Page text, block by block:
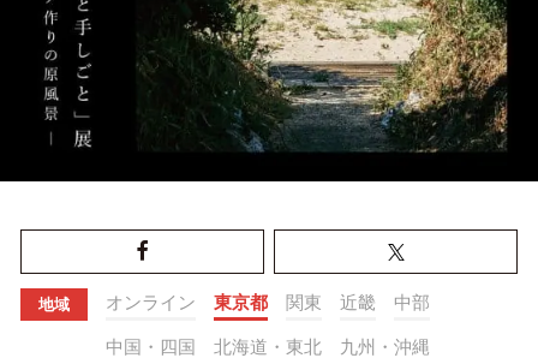
地域 オンライン 東京都 関東 近畿 中部
中国・四国 北海道・東北 九州・沖縄